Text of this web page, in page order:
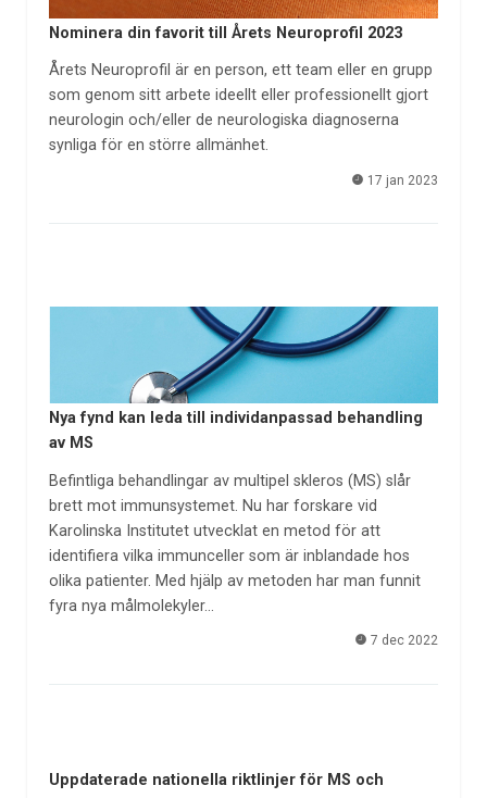
Nominera din favorit till Årets Neuroprofil 2023
Årets Neuroprofil är en person, ett team eller en grupp
som genom sitt arbete ideellt eller professionellt gjort
neurologin och/eller de neurologiska diagnoserna
synliga för en större allmänhet.
17 jan 2023
Nya fynd kan leda till individanpassad behandling
av MS
Befintliga behandlingar av multipel skleros (MS) slår
brett mot immunsystemet. Nu har forskare vid
Karolinska Institutet utvecklat en metod för att
identifiera vilka immunceller som är inblandade hos
olika patienter. Med hjälp av metoden har man funnit
fyra nya målmolekyler…
7 dec 2022
Uppdaterade nationella riktlinjer för MS och